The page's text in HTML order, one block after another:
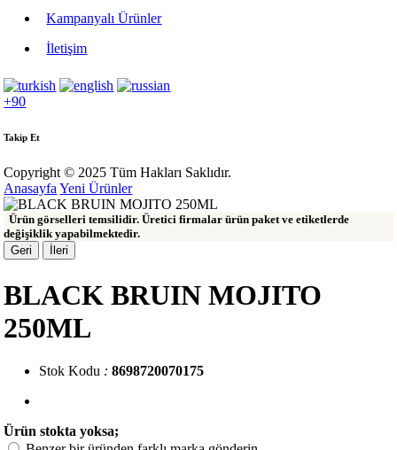
Kampanyalı Ürünler
İletişim
+90
Takip Et
Copyright © 2025 Tüm Hakları Saklıdır.
Anasayfa Yeni Ürünler
Ürün görselleri temsilidir. Üretici firmalar ürün paket ve etiketlerde
değişiklik yapabilmektedir.
Geri
İleri
BLACK BRUIN MOJITO
250ML
Stok Kodu : 8698720070175
Ürün stokta yoksa;